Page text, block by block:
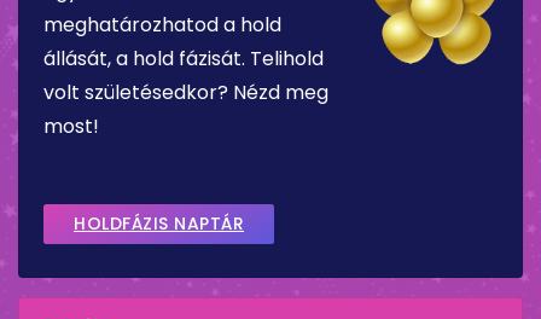
meghatározhatod a hold
állását, a hold fázisát. Telihold
volt születésedkor? Nézd meg
most!
HOLDFÁZIS NAPTÁR